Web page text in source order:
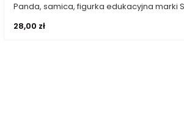
Dowiedz się więcej
Panda, samica, figurka edukacyjna marki
28,00 zł